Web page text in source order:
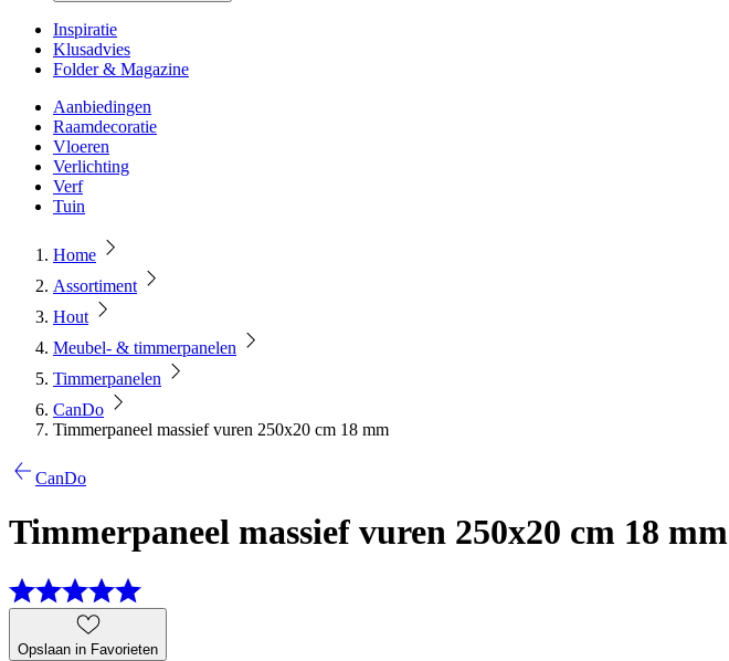
Inspiratie
Klusadvies
Folder & Magazine
Aanbiedingen
Raamdecoratie
Vloeren
Verlichting
Verf
Tuin
Home
Assortiment
Hout
Meubel- & timmerpanelen
Timmerpanelen
CanDo
Timmerpaneel massief vuren 250x20 cm 18 mm
CanDo
Timmerpaneel massief vuren 250x20 cm 18 mm
Opslaan in Favorieten